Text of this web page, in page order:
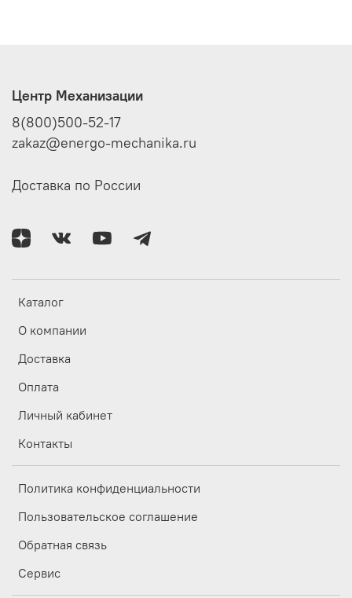
Каталог
О компании
Доставка
Оплата
Личный кабинет
Контакты
Политика конфиденциальности
Пользовательское соглашение
Обратная связь
Сервис
Центр Механизации
8(800)500-52-17
zakaz@energo-mechanika.ru
Доставка по России